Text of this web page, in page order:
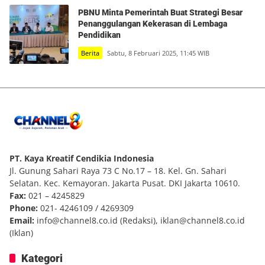
PBNU Minta Pemerintah Buat Strategi Besar
Penanggulangan Kekerasan di Lembaga
Pendidikan
Berita Sabtu, 8 Februari 2025, 11:45 WIB
PT. Kaya Kreatif Cendikia Indonesia
Jl. Gunung Sahari Raya 73 C No.17 – 18. Kel. Gn. Sahari
Selatan. Kec. Kemayoran. Jakarta Pusat. DKI Jakarta 10610.
Fax: 021 – 4245829
Phone: 021- 4246109 / 4269309
Email: info@channel8.co.id (Redaksi), iklan@channel8.co.id
(Iklan)
Kategori